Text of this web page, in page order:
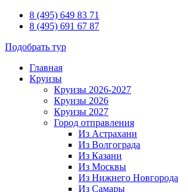
8 (495) 649 83 71
8 (495) 691 67 87
Подобрать тур
Главная
Круизы
Круизы 2026-2027
Круизы 2026
Круизы 2027
Город отправления
Из Астрахани
Из Волгограда
Из Казани
Из Москвы
Из Нижнего Новгорода
Из Самары